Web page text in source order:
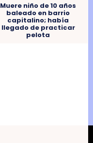
Muere niño de 10 años
baleado en barrio
capitalino; había
llegado de practicar
pelota